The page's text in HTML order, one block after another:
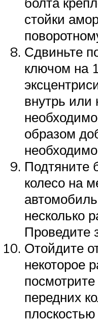
стойки
Сдвиньте
ключом на
внутрь или
образом
Подтяните
колесо на
несколько
Проведите
Отойдите
некоторое
передних